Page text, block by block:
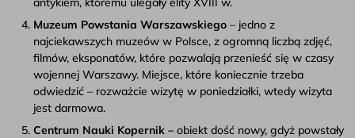
Muzeum Powstania Warszawskiego – jedno z
najciekawszych muzeów w Polsce, z ogromną liczbą zdjęć,
filmów, eksponatów, które pozwalają przenieść się w czasy
wojennej Warszawy. Miejsce, które koniecznie trzeba
odwiedzić – rozważcie wizytę w poniedziałki, wtedy wizyta
jest darmowa.
Centrum Nauki Kopernik – obiekt dość nowy, gdyż powstały